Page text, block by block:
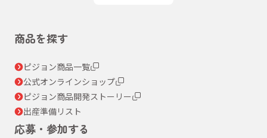
商品を探す
ピジョン商品一覧
公式オンラインショップ
ピジョン商品開発ストーリー
出産準備リスト
応募・参加する